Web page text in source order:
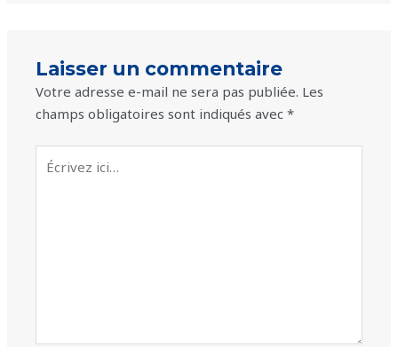
Laisser un commentaire
Votre adresse e-mail ne sera pas publiée. Les
champs obligatoires sont indiqués avec*
ici…